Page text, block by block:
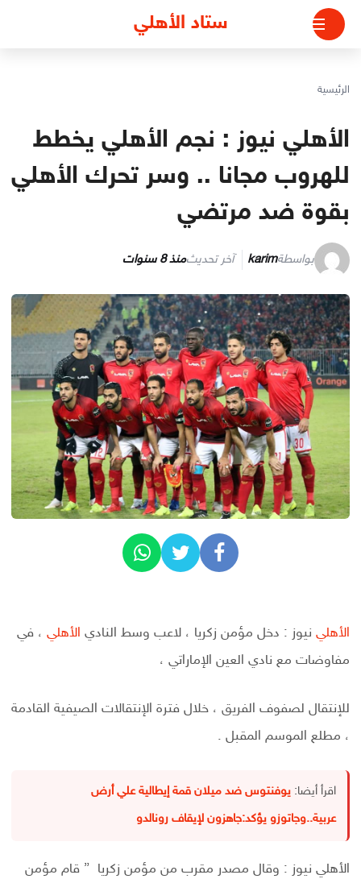
التجاوز
المحتوى
ستاد الأهلي
الرئيسية
الأهلي نيوز : نجم الأهلي يخطط
للهروب مجانا .. وسر تحرك الأهلي
بقوة ضد مرتضي
بواسطةkarim آخر تحديثمنذ 8 سنوات
الأهلي نيوز : دخل مؤمن زكريا ، لاعب وسط النادي الأهلي ، في
مفاوضات مع نادي العين الإماراتي ،
للإنتقال لصفوف الفريق ، خلال فترة الإنتقالات الصيفية القادمة
، مطلع الموسم المقبل .
اقرأ أيضا: يوفنتوس ضد ميلان قمة إيطالية علي أرض
عربية..وجاتوزو يؤكد:جاهزون لإيقاف رونالدو
الأهلي نيوز : وقال مصدر مقرب من مؤمن زكريا ” قام مؤمن